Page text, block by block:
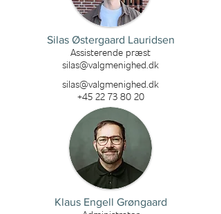
Silas Østergaard Lauridsen
Assisterende præst
silas@valgmenighed.dk
silas@valgmenighed.dk
+45 22 73 80 20
Klaus Engell Grøngaard